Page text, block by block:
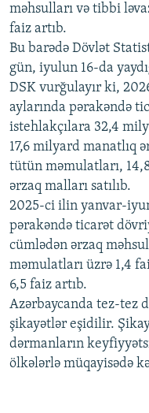
Auto 240p
720p
məhsulları və tibbi
faiz artıb.
Bu barədə Dövlət
gün, iyulun 16-da
DSK vurğulayır ki,
aylarında pərakəndə
istehlakçılara 32,4
17,6 milyard manatlıq
tütün məmulatları,
ərzaq malları satılıb.
2025-ci ilin yanvar-
pərakəndə ticarət
cümlədən ərzaq
məmulatları üzrə 1,4
6,5 faiz artıb.
Azərbaycanda tez-tez
şikayətlər eşidilir.
dərmanların
ölkələrlə müqayisədə